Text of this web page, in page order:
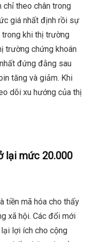
chỉ theo chân trong
giá nhất định rồi sự
khi thị trường
trường chứng khoán
đứng đằng sau
tăng và giảm. Khi
dõi xu hướng của thị
lại mức 20.000
tiền mã hóa cho thấy
xã hội. Các đổi mới
lợi ích cho cộng